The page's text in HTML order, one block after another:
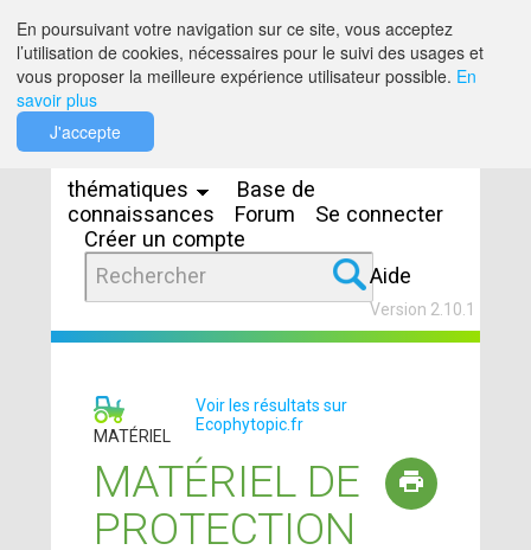
thématiques
Base de
connaissances
Forum
Se connecter
Créer un compte
Aide
Version 2.10.1
MATÉRIEL
Voir les résultats sur
Ecophytopic.fr
MATÉRIEL DE
PROTECTION
En poursuivant votre navigation sur ce site, vous acceptez
l’utilisation de cookies, nécessaires pour le suivi des usages et
vous proposer la meilleure expérience utilisateur possible. En
savoir plus
J'accepte